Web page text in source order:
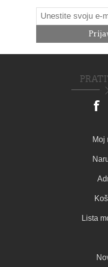
Moj
Lista